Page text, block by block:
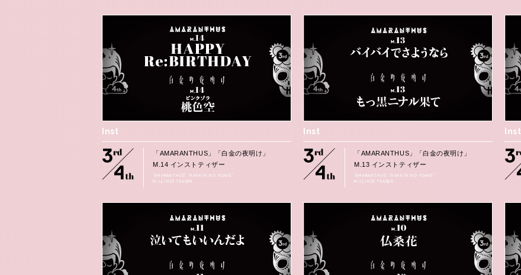
Inst
「AMARANTHUS」「白金の夜明け」
M.14 インストティザー
“AMARANTHUS” “HAKKIN NO YOAKE”
M.14 INST TEASER
Inst
「AMARANTHUS」「白金の夜明け」
M.13 インストティザー
“AMARANTHUS” “HAKKIN NO YOAKE”
M.13 INST TEASER
Inst